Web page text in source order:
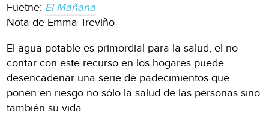
Fuetne: El Mañana
Nota de Emma Treviño
El agua potable es primordial para la salud, el no
contar con este recurso en los hogares puede
desencadenar una serie de padecimientos que
ponen en riesgo no sólo la salud de las personas sino
también su vida.